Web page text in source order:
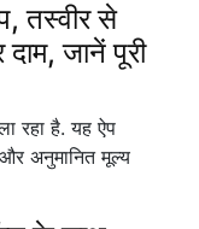
तस्वीर से
जानें पूरी
रहा है. यह ऐप
अनुमानित मूल्य